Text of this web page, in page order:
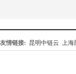
友情链接: 昆明中链云 上海